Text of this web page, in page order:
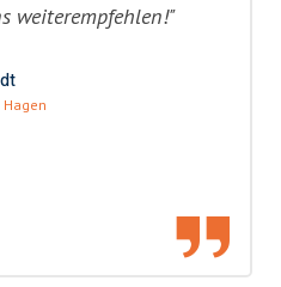
weiterempfehlen!"